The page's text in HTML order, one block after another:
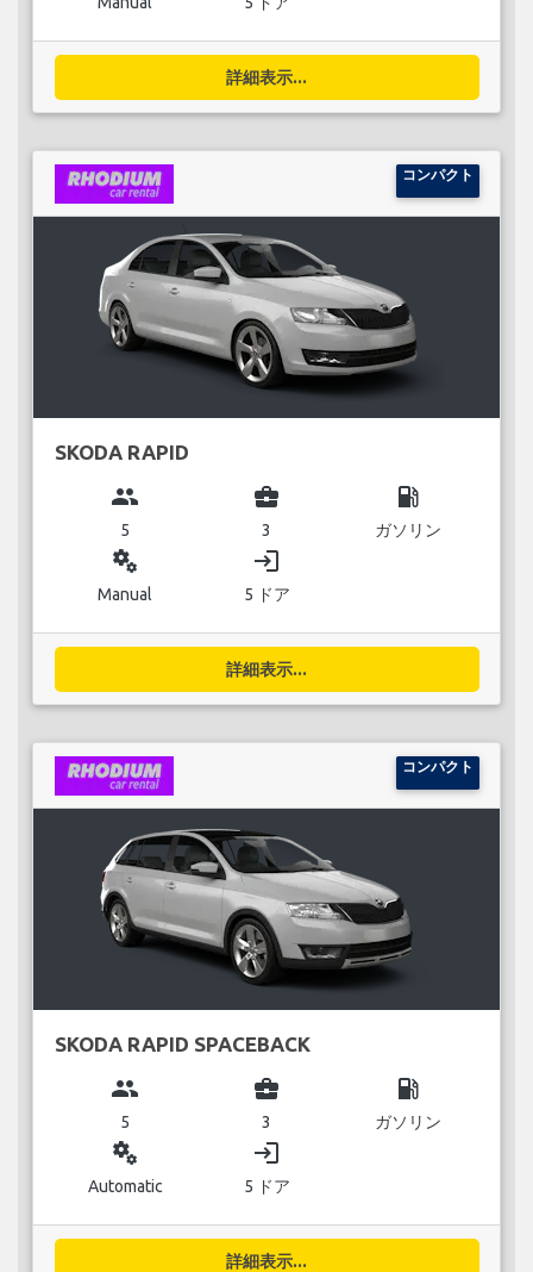
詳細表示...
コンパクト
SKODA RAPID
group
5
business_center
3
local_gas_station
ガソリン
miscellaneous_services
Manual
login
5 ドア
詳細表示...
コンパクト
SKODA RAPID SPACEBACK
group
5
business_center
3
local_gas_station
ガソリン
miscellaneous_services
Automatic
login
5 ドア
詳細表示...